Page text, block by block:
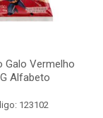
Galo Vermelho
Alfabeto
123102